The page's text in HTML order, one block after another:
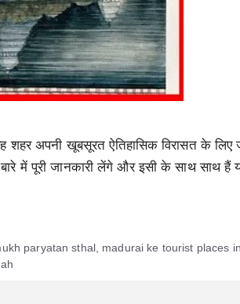
शहर अपनी खूबसूरत ऐतिहासिक विरासत के लिए
में पूरी जानकारी लेंगे और इसी के साथ साथ हैं
paryatan sthal, madurai ke tourist places